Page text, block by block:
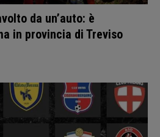
da un’auto: è
in provincia di Treviso